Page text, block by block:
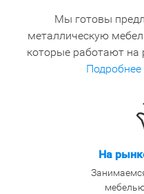
Мы готовы
металлическую
которые работают на
На